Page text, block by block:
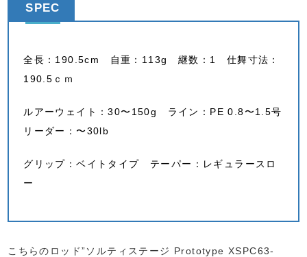
SPEC
全長：190.5cm 自重：113g 継数：1 仕舞寸法：
190.5ｃｍ
ルアーウェイト：30〜150g ライン：PE 0.8〜1.5号
リーダー：〜30lb
グリップ：ベイトタイプ テーパー：レギュラースロ
ー
こちらのロッド”ソルティステージ Prototype XSPC63-